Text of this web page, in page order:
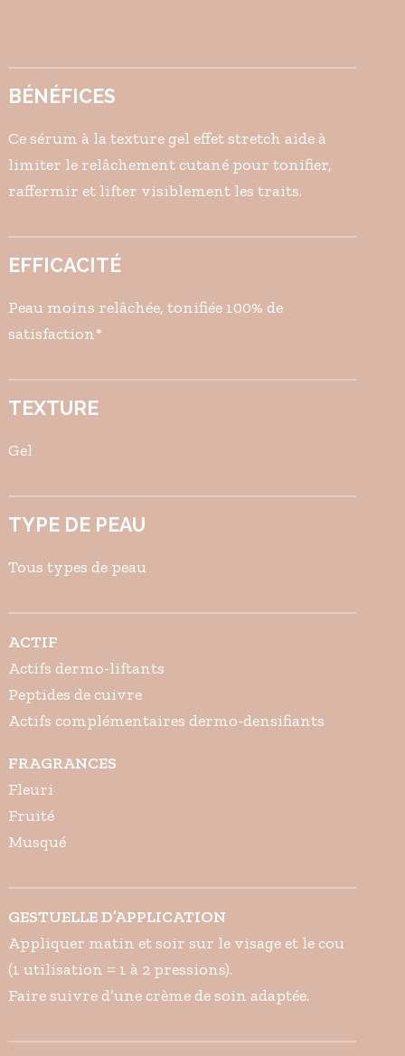
BÉNÉFICES
Ce sérum à la texture gel effet stretch aide à
limiter le relâchement cutané pour tonifier,
raffermir et lifter visiblement les traits.
EFFICACITÉ
Peau moins relâchée, tonifiée 100% de
satisfaction*
TEXTURE
Gel
TYPE DE PEAU
Tous types de peau
ACTIF
Actifs dermo-liftants
Peptides de cuivre
Actifs complémentaires dermo-densifiants
FRAGRANCES
Fleuri
Fruité
Musqué
GESTUELLE D’APPLICATION
Appliquer matin et soir sur le visage et le cou
(1 utilisation = 1 à 2 pressions).
Faire suivre d’une crème de soin adaptée.